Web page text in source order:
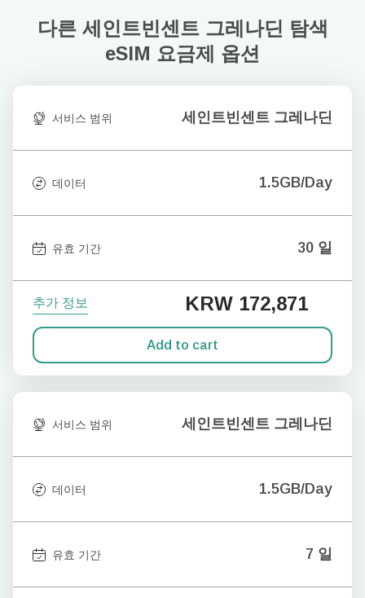
다른 세인트빈센트 그레나딘 탐색
eSIM 요금제 옵션
서비스 범위 세인트빈센트 그레나딘
데이터 1.5GB/Day
유효 기간 30 일
추가 정보 KRW 172,871
Add to cart
서비스 범위 세인트빈센트 그레나딘
데이터 1.5GB/Day
유효 기간 7 일